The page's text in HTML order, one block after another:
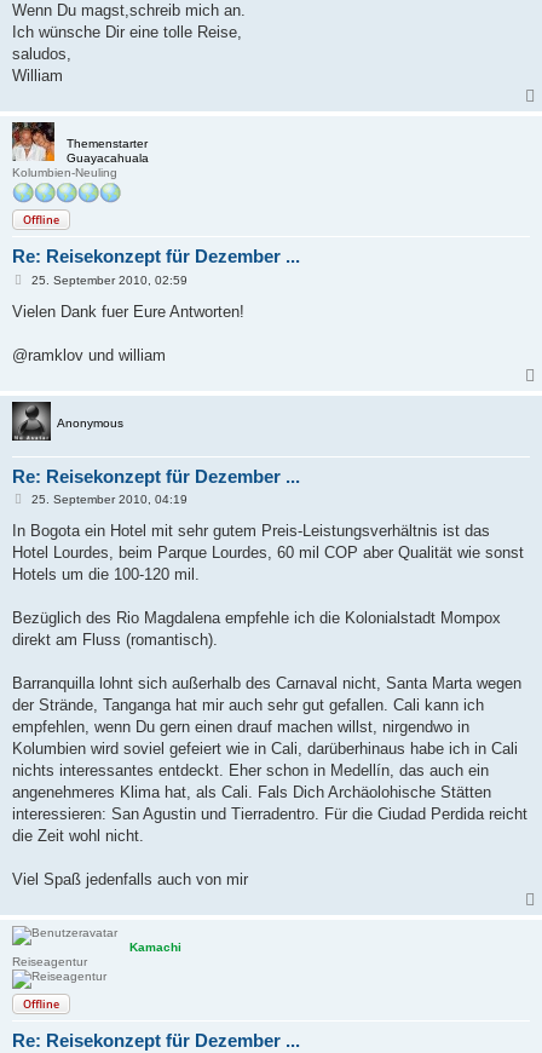
Wenn Du magst,schreib mich an.
Ich wünsche Dir eine tolle Reise,
saludos,
William
Themenstarter
Guayacahuala
Kolumbien-Neuling
Offline
Re: Reisekonzept für Dezember ...
B
i
a
25. September 2010, 02:59
Vielen Dank fuer Eure Antworten!
@ramklov und william
Anonymous
Re: Reisekonzept für Dezember ...
B
r
a
25. September 2010, 04:19
In Bogota ein Hotel mit sehr gutem Preis-Leistungsverhältnis ist das
Hotel Lourdes, beim Parque Lourdes, 60 mil COP aber Qualität wie sonst
Hotels um die 100-120 mil.
Bezüglich des Rio Magdalena empfehle ich die Kolonialstadt Mompox
direkt am Fluss (romantisch).
Barranquilla lohnt sich außerhalb des Carnaval nicht, Santa Marta wegen
der Strände, Tanganga hat mir auch sehr gut gefallen. Cali kann ich
empfehlen, wenn Du gern einen drauf machen willst, nirgendwo in
Kolumbien wird soviel gefeiert wie in Cali, darüberhinaus habe ich in Cali
nichts interessantes entdeckt. Eher schon in Medellín, das auch ein
angenehmeres Klima hat, als Cali. Fals Dich Archäolohische Stätten
interessieren: San Agustin und Tierradentro. Für die Ciudad Perdida reicht
die Zeit wohl nicht.
Viel Spaß jedenfalls auch von mir
Kamachi
Reiseagentur
Offline
Re: Reisekonzept für Dezember ...